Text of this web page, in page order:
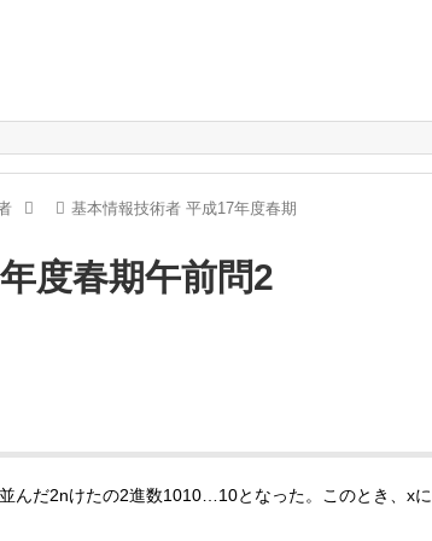
基本情報技術者 平成17年度春期
度春期午前問2
んだ2nけたの2進数1010…10となった。このとき、xに